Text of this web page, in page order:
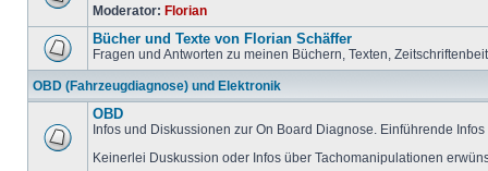
Moderator: Florian
Bücher und Texte von Florian Schäffer
Fragen und Antworten zu meinen Büchern, Texten,
OBD (Fahrzeugdiagnose) und Elektronik
OBD
Infos und Diskussionen zur On Board Diagnose. Einführende
Keinerlei Duskussion oder Infos über Tachomanipulationen